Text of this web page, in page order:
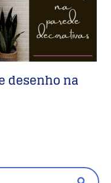
desenho na